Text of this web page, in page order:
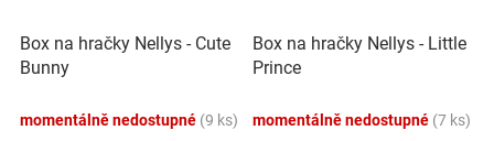
Box na hračky Nellys - Cute
Bunny
momentálně nedostupné (9 ks)
Box na hračky Nellys - Little
Prince
momentálně nedostupné (7 ks)